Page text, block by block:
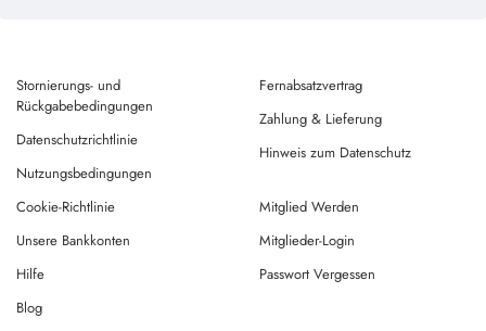
Stornierungs- und
Rückgabebedingungen
Datenschutzrichtlinie
Nutzungsbedingungen
Fernabsatzvertrag
Zahlung & Lieferung
Hinweis zum Datenschutz
Cookie-Richtlinie
Unsere Bankkonten
Hilfe
Mitglied Werden
Mitglieder-Login
Passwort Vergessen
Blog